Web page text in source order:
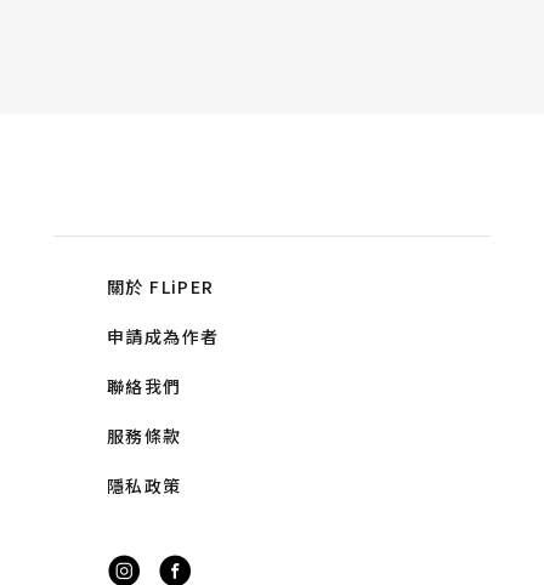
關於 FLiPER
申請成為作者
聯絡我們
服務條款
隱私政策